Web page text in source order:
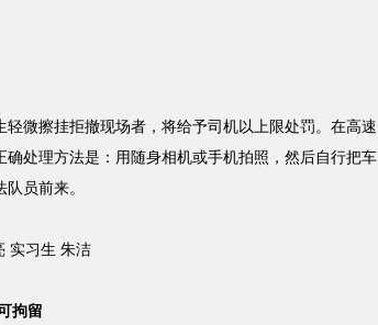
微擦挂拒撤现场者，将给予司机以上限处罚。在高速
确处理方法是：用随身相机或手机拍照，然后自行把车
员前来。
习生 朱洁
拘留